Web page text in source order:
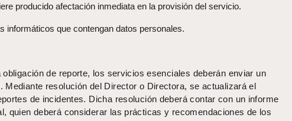
producido afectación inmediata en la provisión del servicio.
informáticos que contengan datos personales.
de reporte, los servicios esenciales deberán enviar un
Mediante resolución del Director o Directora, se actualizará el
de incidentes. Dicha resolución deberá contar con un informe
quien deberá considerar las prácticas y recomendaciones de los